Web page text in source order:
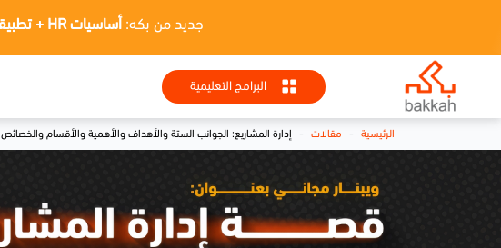
جديد من بكه: أساسيات HR + تطبيقات الذكاء الاصطناعي
البرامج التعليمية
الرئيسية - مقالات - إدارة المشاريع: الجوانب الستة والأهداف والأهمية والأقسام والخصائص